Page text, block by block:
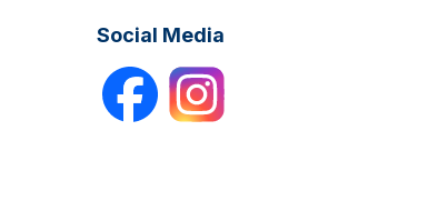
Social Media